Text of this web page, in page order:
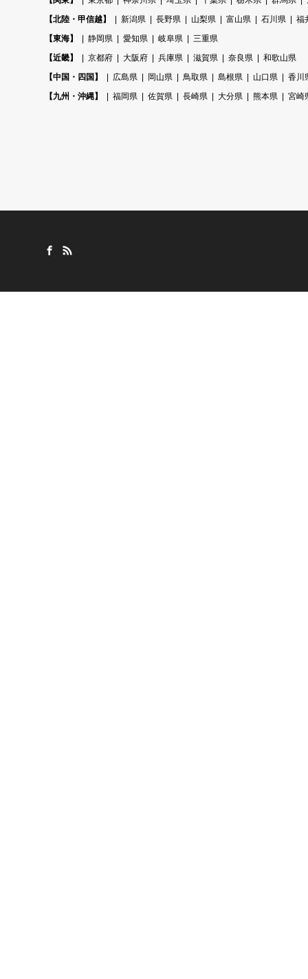
【北陸・甲信越】
新潟県 長野県 山梨県 富山県 石川県
福
【東海】
静岡県 愛知県 岐阜県
三重県
【近畿】
京都府 大阪府 兵庫県 滋賀県 奈良県
和歌山県
【中国・四国】
広島県 岡山県 鳥取県 島根県 山口県
香川
【九州・沖縄】
福岡県 佐賀県 長崎県 大分県 熊本県 宮崎